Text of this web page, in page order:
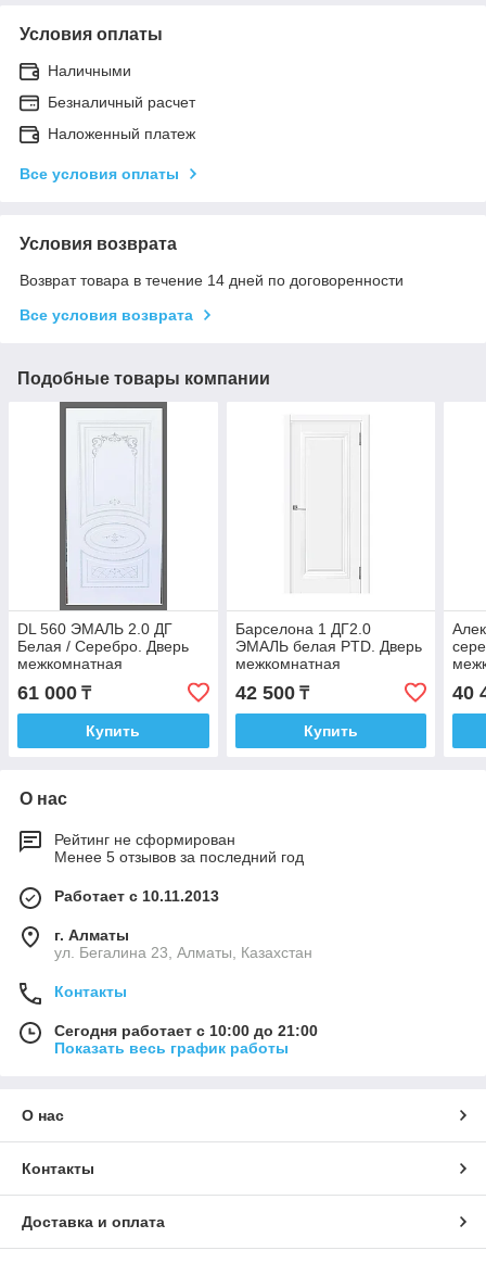
Условия оплаты
Наличными
Безналичный расчет
Наложенный платеж
Все условия оплаты
Условия возврата
Возврат товара в течение 14 дней по договоренности
Все условия возврата
Подобные товары компании
DL 560 ЭМАЛЬ 2.0 ДГ
Белая / Серебро. Дверь
межкомнатная
61 000 ₸
Купить
Барселона 1 ДГ2.0
ЭМАЛЬ белая PTD. Дверь
межкомнатная
42 500₸
Купить
40
О нас
Рейтинг не сформирован
Менее 5 отзывов за последний год
Работает с 10.11.2013
г. Алматы
ул. Бегалина 23, Алматы, Казахстан
Контакты
Сегодня работает с 10:00 до 21:00
Показать весь график работы
О нас
Контакты
Доставка и оплата